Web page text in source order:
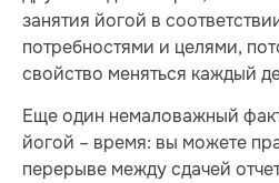
занятия йогой в
потребностями и целями,
свойство меняться каждый
Еще один немаловажный
йогой – время: вы можете
перерыве между сдачей